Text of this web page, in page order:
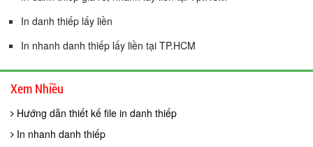
In danh thiếp lấy liền
In nhanh danh thiếp lấy liền tại TP.HCM
Xem Nhiều
Hướng dẫn thiết kế file in danh thiếp
In nhanh danh thiếp